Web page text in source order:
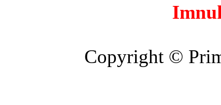
Copyright ©